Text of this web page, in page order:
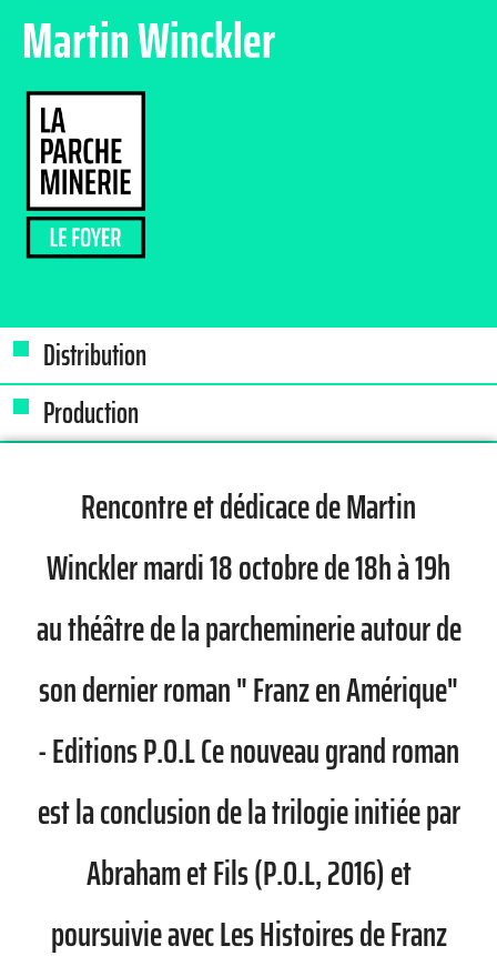
Martin Winckler
Distribution
Production
Rencontre et dédicace de Martin
Winckler mardi 18 octobre de 18h à 19h
au théâtre de la parcheminerie autour de
son dernier roman " Franz en Amérique"
- Editions P.O.L Ce nouveau grand roman
est la conclusion de la trilogie initiée par
Abraham et Fils (P.O.L, 2016) et
poursuivie avec Les Histoires de Franz